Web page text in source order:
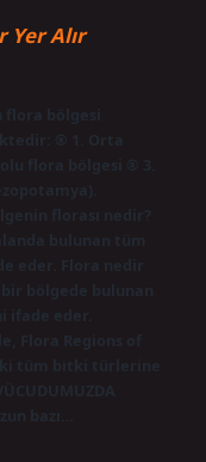
Yer Alır
flora bölgesi
® 1. Orta
flora bölgesi ® 3.
florası nedir?
bulunan tüm
eder. Flora nedir
bölgede bulunan
eder.
Flora Regions of
tüm bitki türlerine
bazı…